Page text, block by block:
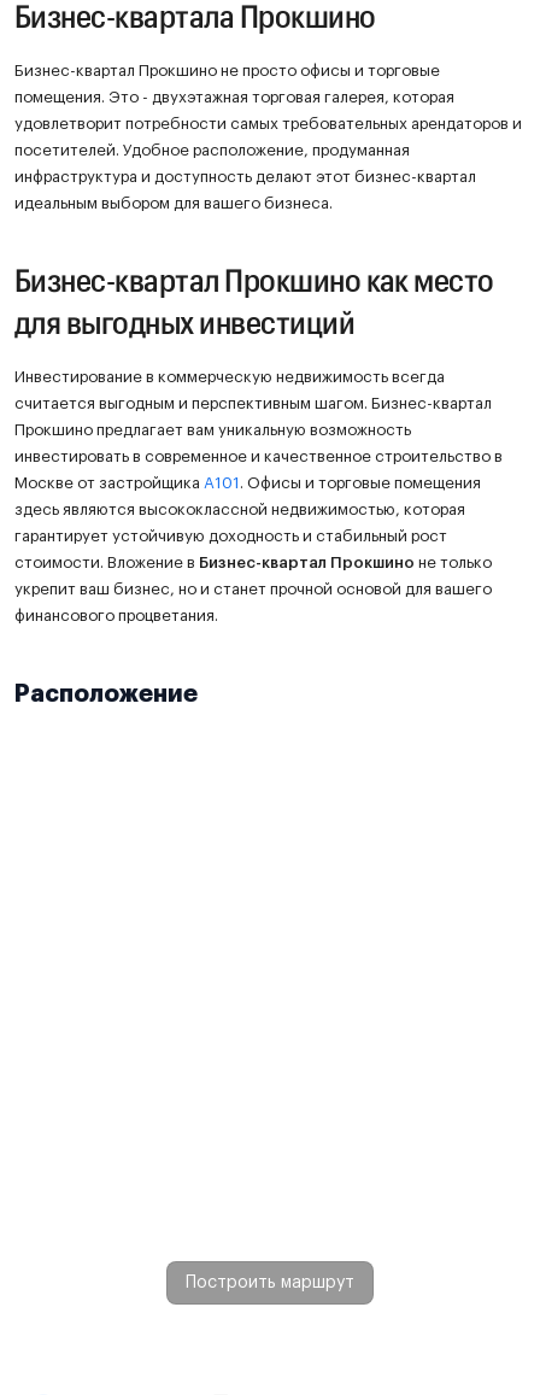
Бизнес-квартала Прокшино
Бизнес-квартал Прокшино не просто офисы и торговые
помещения. Это - двухэтажная торговая галерея, которая
удовлетворит потребности самых требовательных арендаторов и
посетителей. Удобное расположение, продуманная
инфраструктура и доступность делают этот бизнес-квартал
идеальным выбором для вашего бизнеса.
Бизнес-квартал Прокшино как место
для выгодных инвестиций
Инвестирование в коммерческую недвижимость всегда
считается выгодным и перспективным шагом. Бизнес-квартал
Прокшино предлагает вам уникальную возможность
инвестировать в современное и качественное строительство в
Москве от застройщика A101 . Офисы и торговые помещения
здесь являются высококлассной недвижимостью, которая
гарантирует устойчивую доходность и стабильный рост
стоимости. Вложение в Бизнес-квартал Прокшино не только
укрепит ваш бизнес, но и станет прочной основой для вашего
финансового процветания.
Расположение
Построить маршрут